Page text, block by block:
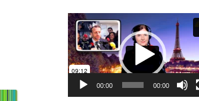
Lecteur
vidéo
00:00 00:00